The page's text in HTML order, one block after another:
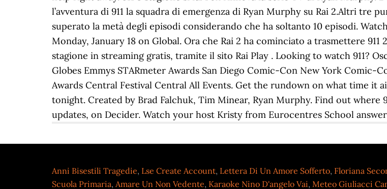
Anni Bisestili Tragedie, Lse Create Account, Lettera Di Un Amore Sofferto, Floriana
Scuola Primaria, Amare Un Non Vedente, Karaoke Nino D'angelo Vai, Meteo Giuliacci